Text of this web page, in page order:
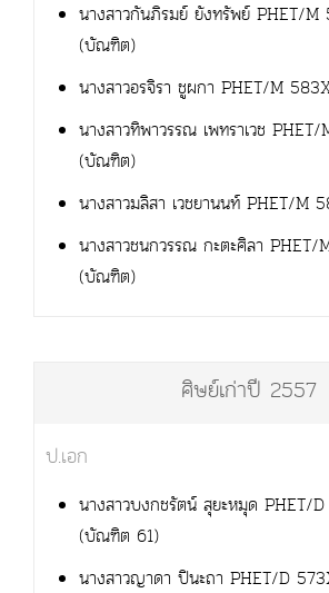
นางสาวกันภิรมย์ ยังทรัพย์ PHET/
(บัณฑิต)
นางสาวอรจิรา ชูผกา PHET/M
นางสาวทิพาวรรณ เพทราเวช
(บัณฑิต)
นางสาวมลิสา เวชยานนท์ PHET/
นางสาวชนกวรรณ กะตะศิลา
(บัณฑิต)
ศิษย์เก่าปี 2557
ป.เอก
นางสาวบงกชรัตน์ สุยะหมุด PHET/
(บัณฑิต 61)
นางสาวญาดา ปินะถา PHET/D